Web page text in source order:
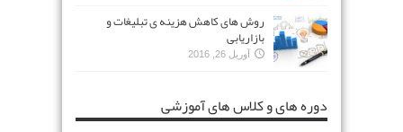
روش های کاهش هزینه ی تبلیغات و
بازاریابی
آوریل 26, 2016
دوره های و کلاس های آموزشی